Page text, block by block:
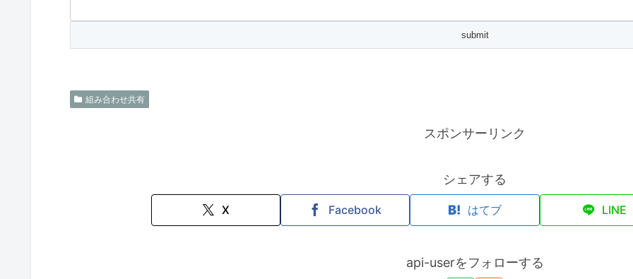
組み合わせ共有
スポンサーリンク
シェアする
X Facebook はてブ LINE
api-userをフォローする